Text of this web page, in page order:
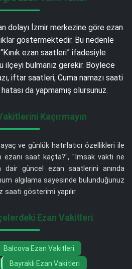
dolayı İzmir merkezine göre ezan
göstermektedir. Bu nedenle
ezan saatleri” ifadesiyle
ilçeyi bulmanız gerekir. Böylece
iftar saatleri, Cuma namazı saati
da yapmamış olursunuz.
Kaçırmayın
ve günlük hatırlatıcı özellikleri ile
ezanı saat kaçta?", "İmsak vakti ne
dair güncel ezan saatlerini anında
algılama sayesinde bulunduğunuz
gösterimi yapılır.
Ezan Vakitleri
Balcova Ezan Vakitleri
Bayraklı Ezan Vakitleri